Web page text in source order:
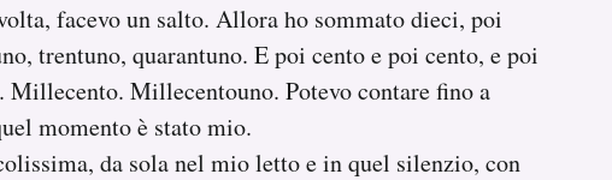
facevo un salto. Allora ho sommato dieci, poi
trentuno, quarantuno. E poi cento e poi cento, e poi
Millecentouno. Potevo contare fino a
momento è stato mio.
da sola nel mio letto e in quel silenzio, con